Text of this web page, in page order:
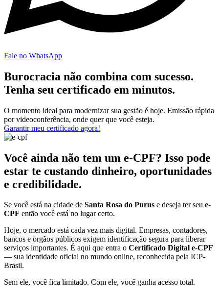
Fale no WhatsApp
Burocracia não combina com sucesso.
Tenha seu certificado em minutos.
O momento ideal para modernizar sua gestão é hoje. Emissão rápida
por videoconferência, onde quer que você esteja.
Garantir meu certificado agora!
Você ainda não tem um e-CPF? Isso pode
estar te custando dinheiro, oportunidades
e credibilidade.
Se você está na cidade de Santa Rosa do Purus e deseja ter seu e-
CPF então você está no lugar certo.
Hoje, o mercado está cada vez mais digital. Empresas, contadores,
bancos e órgãos públicos exigem identificação segura para liberar
serviços importantes. É aqui que entra o Certificado Digital e-CPF
— sua identidade oficial no mundo online, reconhecida pela ICP-
Brasil.
Sem ele, você fica limitado. Com ele, você ganha acesso total.